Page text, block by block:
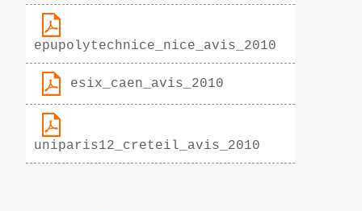
epupolytechnice_nice_avis_2010
esix_caen_avis_2010
uniparis12_creteil_avis_2010